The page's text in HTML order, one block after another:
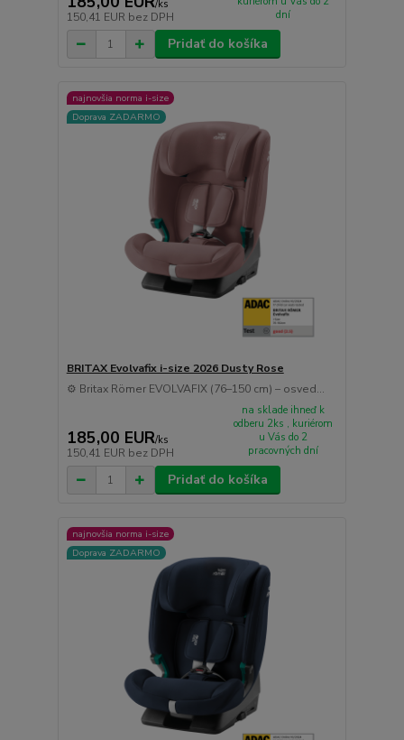
/ks
150,41 EUR bez DPH
dní
Pridať do košíka
najnovšia norma i-size
Doprava ZADARMO
BRITAX Evolvafix i-size 2026 Dusty Rose
⚙️ Britax Römer EVOLVAFIX (76–150 cm) – osved...
185,00 EUR/ks
150,41 EUR bez DPH
na sklade ihneď k
odberu 2ks , kuriérom
u Vás do 2
pracovných dní
Pridať do košíka
najnovšia norma i-size
Doprava ZADARMO